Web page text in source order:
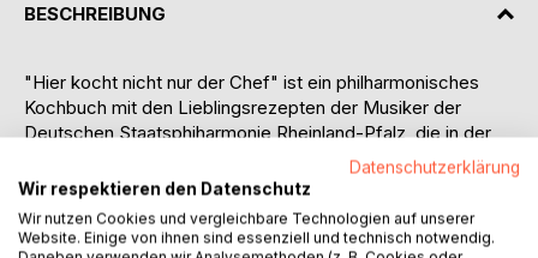
BESCHREIBUNG
"Hier kocht nicht nur der Chef" ist ein philharmonisches
Kochbuch mit den Lieblingsrezepten der Musiker der
Deutschen Staatsphiharmonie Rheinland-Pfalz, die in der
Saison 2019/2020 ihr hundertjähriges Bestehen feiert. Aus
diesem Anlass möchten sich die Orchestermitglieder ihrem
Publikum auch kulinarisch vorstellen mit allerlei Gerichten,
Geschichten und kleinen persönlichen Anekdoten. Die
Datenschutzerklärung
Wir respektieren den Datenschutz
Wir nutzen Cookies und vergleichbare Technologien auf unserer
Website. Einige von ihnen sind essenziell und technisch notwendig.